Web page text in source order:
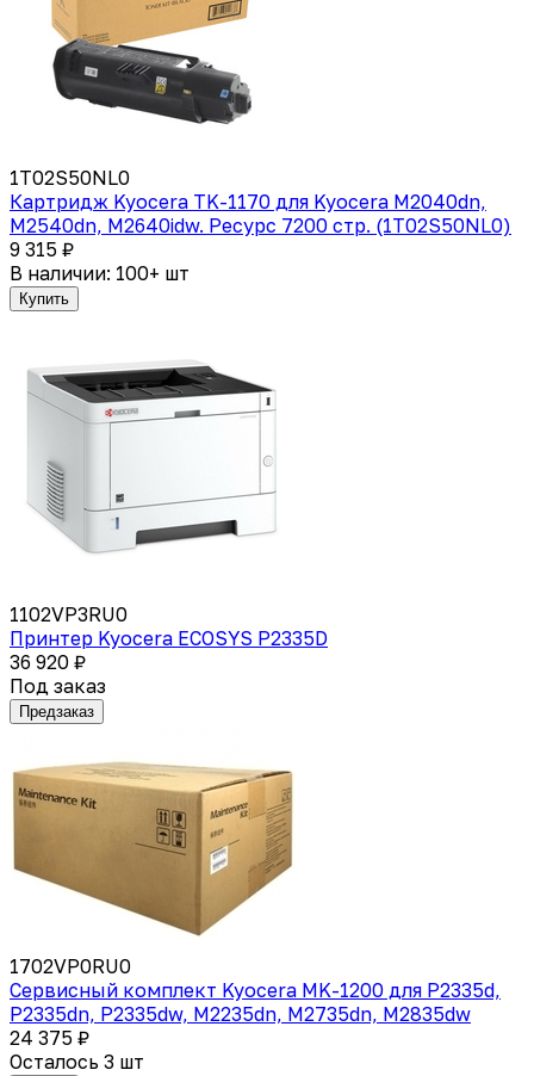
1T02S50NL0
Картридж Kyocera TK-1170 для Kyocera M2040dn,
M2540dn, M2640idw. Ресурс 7200 стр. (1T02S50NL0)
9 315 ₽
В наличии: 100+ шт
Купить
1102VP3RU0
Принтер Kyocera ECOSYS P2335D
36 920 ₽
Под заказ
Предзаказ
1702VP0RU0
Сервисный комплект Kyocera MK-1200 для P2335d,
P2335dn, P2335dw, M2235dn, M2735dn, M2835dw
24 375 ₽
Осталось 3 шт